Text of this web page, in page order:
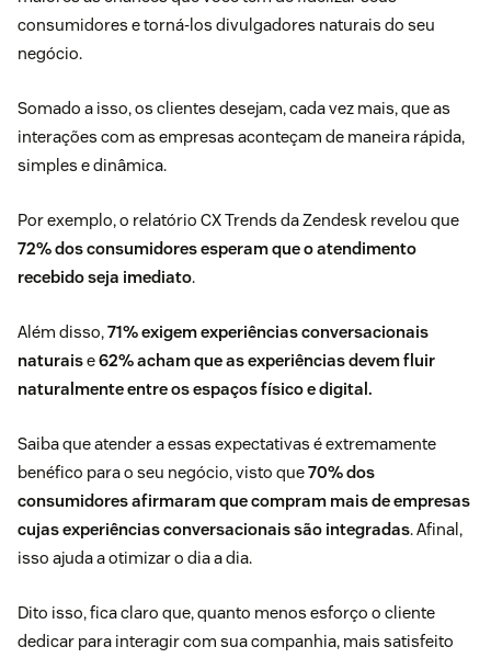
consumidores e torná-los divulgadores naturais do seu
negócio.
Somado a isso, os clientes desejam, cada vez mais, que as
interações com as empresas aconteçam de maneira rápida,
simples e dinâmica.
Por exemplo, o relatório CX Trends da Zendesk revelou que
72% dos consumidores esperam que o atendimento
recebido seja imediato.
Além disso,71% exigem experiências conversacionais
naturaise62% acham que as experiências devem fluir
naturalmente entre os espaços físico e digital.
Saiba que atender a essas expectativas é extremamente
benéfico para o seu negócio, visto que70% dos
consumidores afirmaram que compram mais de empresas
cujas experiências conversacionais são integradas. Afinal,
isso ajuda a otimizar o dia a dia.
Dito isso, fica claro que, quanto menos esforço o cliente
dedicar para interagir com sua companhia, mais satisfeito